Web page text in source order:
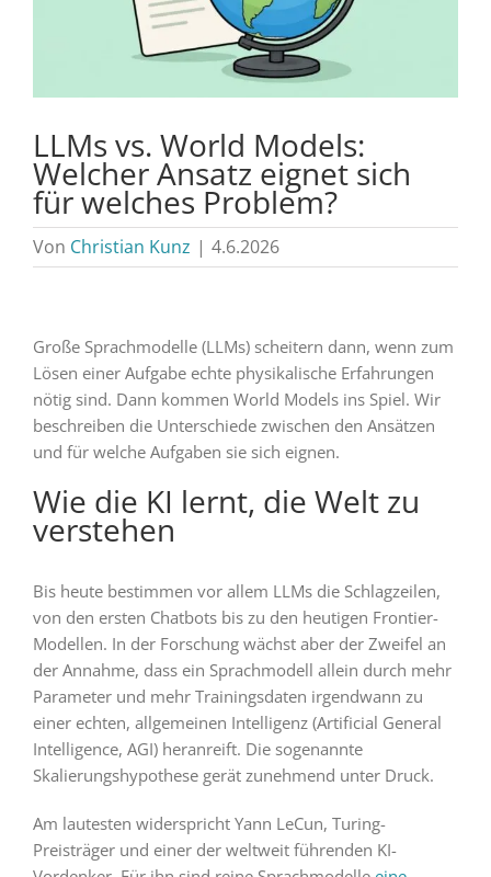
LLMs vs. World Models:
Welcher Ansatz eignet sich
für welches Problem?
Von Christian Kunz | 4.6.2026
Große Sprachmodelle (LLMs) scheitern dann, wenn zum
Lösen einer Aufgabe echte physikalische Erfahrungen
nötig sind. Dann kommen World Models ins Spiel. Wir
beschreiben die Unterschiede zwischen den Ansätzen
und für welche Aufgaben sie sich eignen.
Wie die KI lernt, die Welt zu
verstehen
Bis heute bestimmen vor allem LLMs die Schlagzeilen,
von den ersten Chatbots bis zu den heutigen Frontier-
Modellen. In der Forschung wächst aber der Zweifel an
der Annahme, dass ein Sprachmodell allein durch mehr
Parameter und mehr Trainingsdaten irgendwann zu
einer echten, allgemeinen Intelligenz (Artificial General
Intelligence, AGI) heranreift. Die sogenannte
Skalierungshypothese gerät zunehmend unter Druck.
Am lautesten widerspricht Yann LeCun, Turing-
Preisträger und einer der weltweit führenden KI-